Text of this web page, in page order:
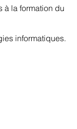
à la formation du
informatiques.